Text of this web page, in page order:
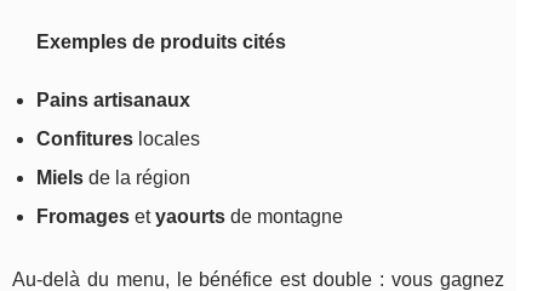
Exemples de produits cités
Pains artisanaux
Confitures locales
Miels de la région
Fromages etyaourts de montagne
Au-delà du menu, le bénéfice est double : vous gagnez